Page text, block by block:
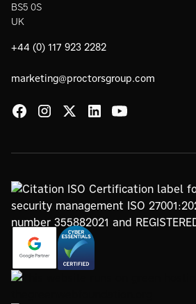
BS5 0S
UK
+44 (0) 117 923 2282
marketing@proctorsgroup.com
https://www.google.com/partners/